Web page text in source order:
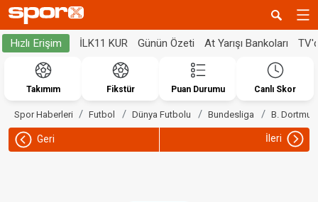
Hızlı Erişim İLK11 KUR Günün Özeti At Yarışı Bankoları
Takımım Fikstür Puan Durumu Canlı Skor
Spor Haberleri Futbol Dünya Futbolu Bundesliga B.
Geri İleri